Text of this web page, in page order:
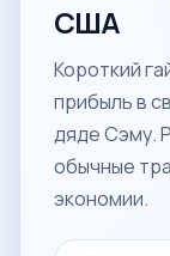
США
Короткий
прибыль в
дяде Сэму.
обычные
экономии.